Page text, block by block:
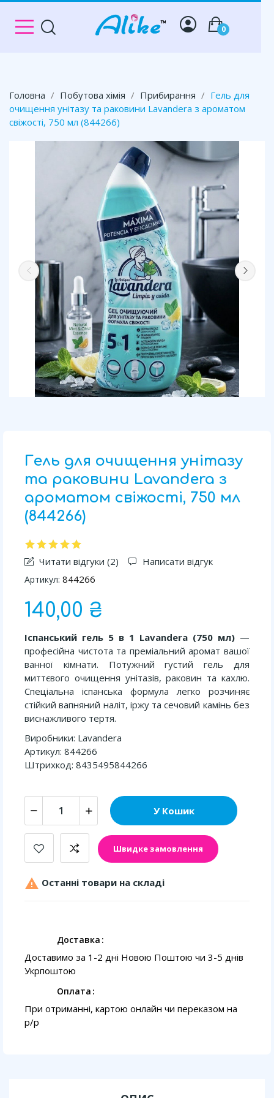
0
Головна Побутова хімія Прибирання
Гель для
очищення унітазу та раковини Lavandera з ароматом
свіжості, 750 мл (844266)
Гель для очищення унітазу
та раковини Lavandera з
ароматом свіжості, 750 мл
(844266)
Читати відгуки (2) Написати відгук
Артикул: 844266
140,00 ₴
Іспанський гель 5 в 1 Lavandera (750 мл) —
професійна чистота та преміальний аромат вашої
ванної кімнати. Потужний густий гель для
миттєвого очищення унітазів, раковин та кахлю.
Спеціальна іспанська формула легко розчиняє
стійкий вапняний наліт, іржу та сечовий камінь без
виснажливого тертя.
Виробники: Lavandera
Артикул: 844266
Штрихкод: 8435495844266
У Кошик
Швидке замовлення
 Останні товари на складі
Доставка
Доставимо за 1-2 дні Новою Поштою чи 3-5 днів
Укрпоштою
Оплата
При отриманні, картою онлайн чи переказом на
p/p